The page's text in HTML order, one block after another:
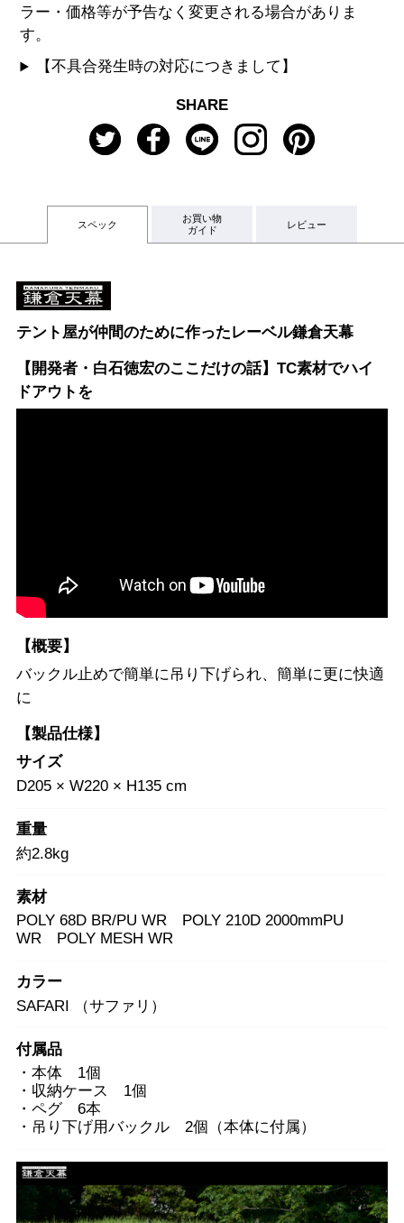
ラー・価格等が予告なく変更される場合がありま
す。
【不具合発生時の対応につきまして】
SHARE
スペック
お買い物
ガイド
レビュー
テント屋が仲間のために作ったレーベル鎌倉天幕
【開発者・白石徳宏のここだけの話】TC素材でハイ
ドアウトを
【概要】
バックル止めで簡単に吊り下げられ、簡単に更に快適
に
【製品仕様】
サイズ
D205 × W220 × H135 cm
重量
約2.8kg
素材
POLY 68D BR/PU WR POLY 210D 2000mmPU
WR POLY MESH WR
カラー
SAFARI （サファリ）
付属品
・本体 1個
・収納ケース 1個
・ペグ 6本
・吊り下げ用バックル 2個（本体に付属）